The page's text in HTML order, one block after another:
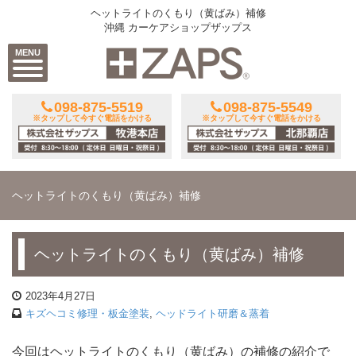
MENU
ヘットライトのくもり（黄ばみ）補修
沖縄 カーケアショップザップス
098-875-5519
※タップして今すぐ電話をかける
098-875-5549
※タップして今すぐ電話をかける
ヘットライトのくもり（黄ばみ）補修
ヘットライトのくもり（黄ばみ）補修
2023年4月27日
キズヘコミ修理・板金塗装 ヘッドライト研磨＆蒸着
今回はヘットライトのくもり（黄ばみ）の補修の紹介で